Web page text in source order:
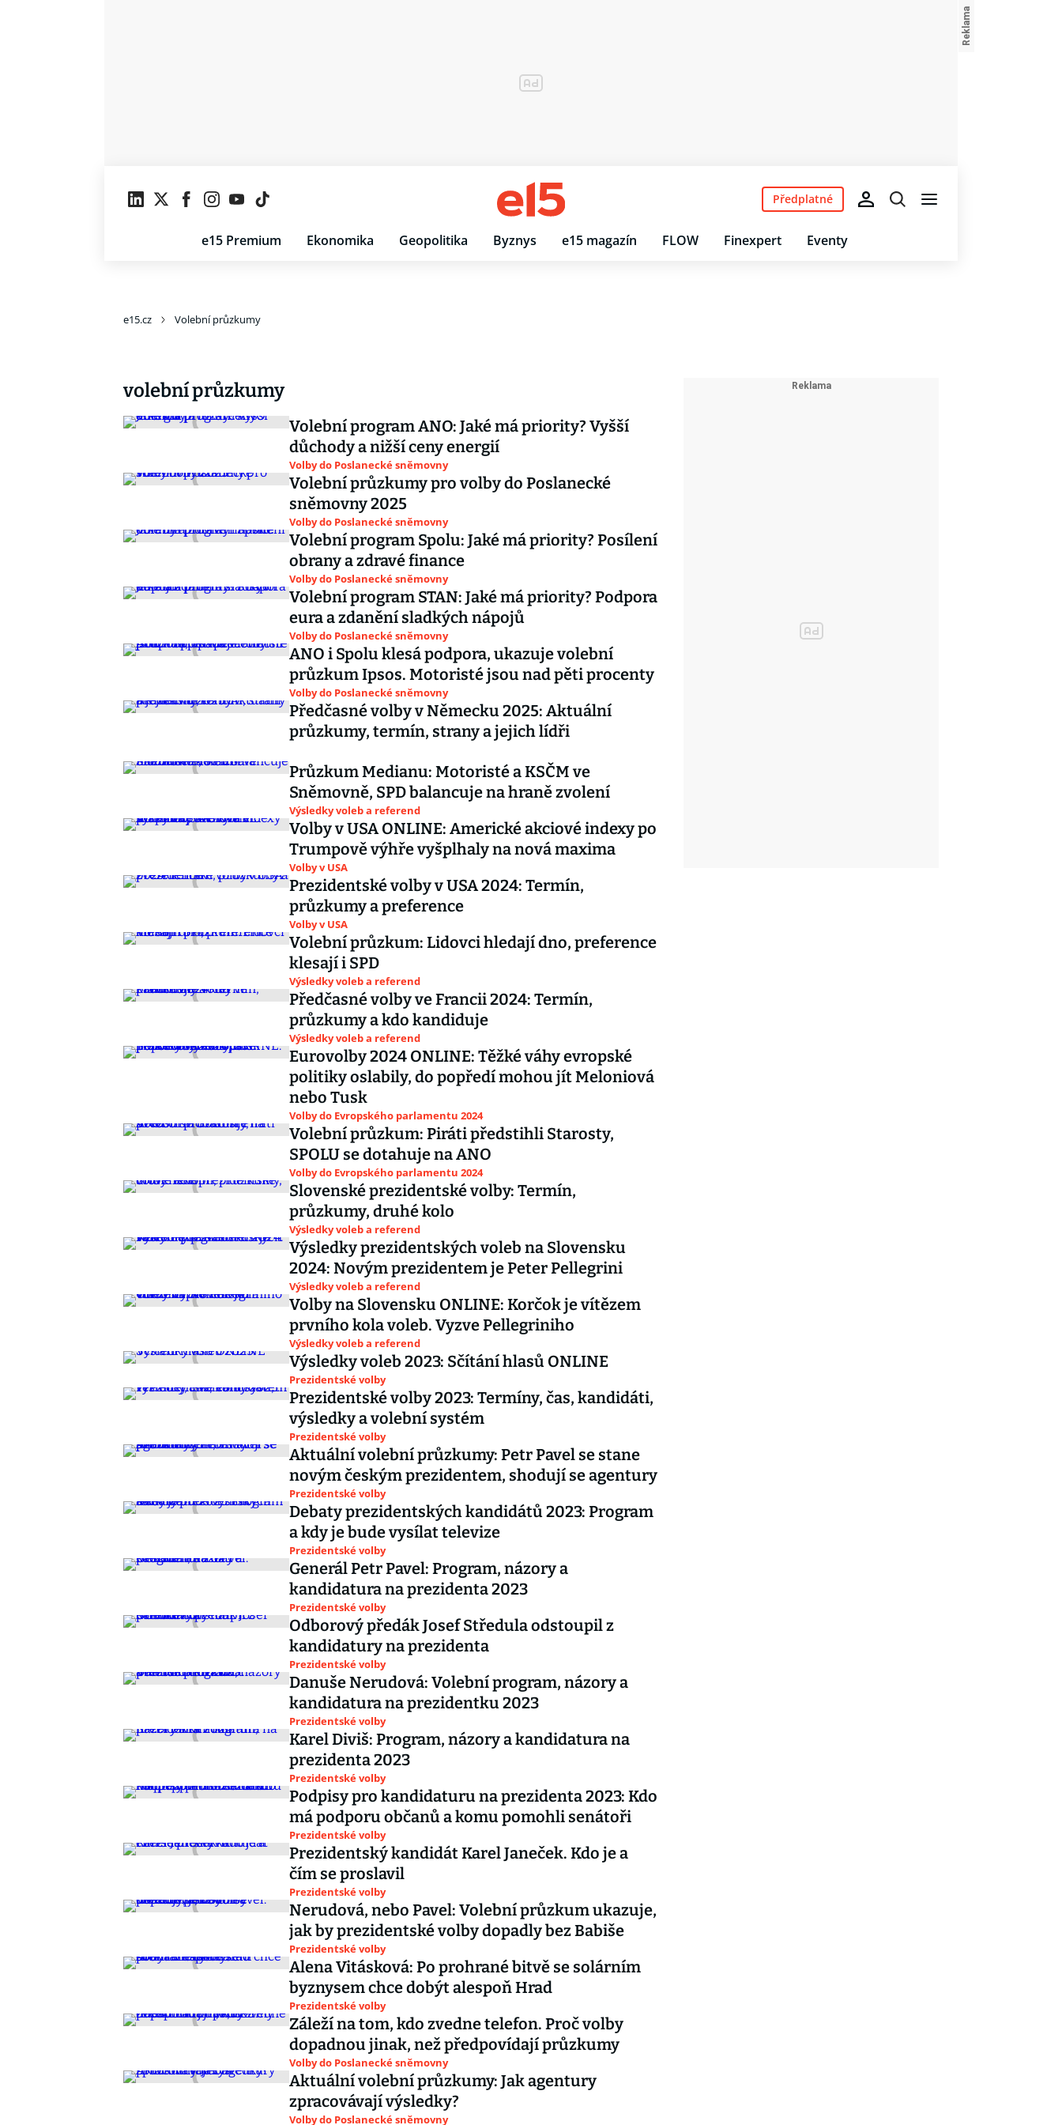
e15 Premium Ekonomika Geopolitika Byznys e15 magazín FLOW Finexpert Eventy
Předplatné
e15.cz Volební průzkumy
volební průzkumy
Volební program ANO: Jaké má priority? Vyšší
důchody a nižší ceny energií
Volby do Poslanecké sněmovny
Volební průzkumy pro volby do Poslanecké
sněmovny 2025
Volby do Poslanecké sněmovny
Volební program Spolu: Jaké má priority? Posílení
obrany a zdravé finance
Volby do Poslanecké sněmovny
Volební program STAN: Jaké má priority? Podpora
eura a zdanění sladkých nápojů
Volby do Poslanecké sněmovny
ANO i Spolu klesá podpora, ukazuje volební
průzkum Ipsos. Motoristé jsou nad pěti procenty
Volby do Poslanecké sněmovny
Předčasné volby v Německu 2025: Aktuální
průzkumy, termín, strany a jejich lídři
Průzkum Medianu: Motoristé a KSČM ve
Sněmovně, SPD balancuje na hraně zvolení
Výsledky voleb a referend
Volby v USA ONLINE: Americké akciové indexy po
Trumpově výhře vyšplhaly na nová maxima
Volby v USA
Prezidentské volby v USA 2024: Termín,
průzkumy a preference
Volby v USA
Volební průzkum: Lidovci hledají dno, preference
klesají i SPD
Výsledky voleb a referend
Předčasné volby ve Francii 2024: Termín,
průzkumy a kdo kandiduje
Výsledky voleb a referend
Eurovolby 2024 ONLINE: Těžké váhy evropské
politiky oslabily, do popředí mohou jít Meloniová
nebo Tusk
Volby do Evropského parlamentu 2024
Volební průzkum: Piráti předstihli Starosty,
SPOLU se dotahuje na ANO
Volby do Evropského parlamentu 2024
Slovenské prezidentské volby: Termín,
průzkumy, druhé kolo
Výsledky voleb a referend
Výsledky prezidentských voleb na Slovensku
2024: Novým prezidentem je Peter Pellegrini
Výsledky voleb a referend
Volby na Slovensku ONLINE: Korčok je vítězem
prvního kola voleb. Vyzve Pellegriniho
Výsledky voleb a referend
Výsledky voleb 2023: Sčítání hlasů ONLINE
Prezidentské volby
Prezidentské volby 2023: Termíny, čas, kandidáti,
výsledky a volební systém
Prezidentské volby
Aktuální volební průzkumy: Petr Pavel se stane
novým českým prezidentem, shodují se agentury
Prezidentské volby
Debaty prezidentských kandidátů 2023: Program
a kdy je bude vysílat televize
Prezidentské volby
Generál Petr Pavel: Program, názory a
kandidatura na prezidenta 2023
Prezidentské volby
Odborový předák Josef Středula odstoupil z
kandidatury na prezidenta
Prezidentské volby
Danuše Nerudová: Volební program, názory a
kandidatura na prezidentku 2023
Prezidentské volby
Karel Diviš: Program, názory a kandidatura na
prezidenta 2023
Prezidentské volby
Podpisy pro kandidaturu na prezidenta 2023: Kdo
má podporu občanů a komu pomohli senátoři
Prezidentské volby
Prezidentský kandidát Karel Janeček. Kdo je a
čím se proslavil
Prezidentské volby
Nerudová, nebo Pavel: Volební průzkum ukazuje,
jak by prezidentské volby dopadly bez Babiše
Prezidentské volby
Alena Vitásková: Po prohrané bitvě se solárním
byznysem chce dobýt alespoň Hrad
Prezidentské volby
Záleží na tom, kdo zvedne telefon. Proč volby
dopadnou jinak, než předpovídají průzkumy
Volby do Poslanecké sněmovny
Aktuální volební průzkumy: Jak agentury
zpracovávají výsledky?
Volby do Poslanecké sněmovny